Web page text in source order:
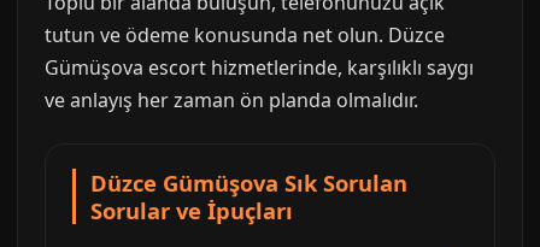
tutun ve ödeme konusunda net olun. Düzce
Gümüşova escort hizmetlerinde, karşılıklı saygı
ve anlayış her zaman ön planda olmalıdır.
Düzce Gümüşova Sık Sorulan
Sorular ve İpuçları